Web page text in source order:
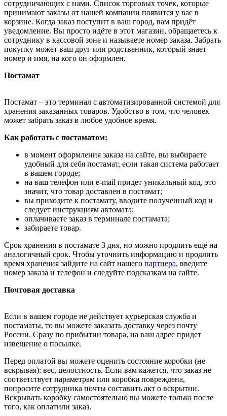
сотрудничающих с нами. Список торговых точек, которые
принимают заказы от нашей компании появится у вас в
корзине. Когда заказ поступит в ваш город, вам придёт
уведомление. Вы просто идёте в этот магазин, обращаетесь к
сотруднику в кассовой зоне и называете номер заказа. Забрать
покупку может ваш друг или родственник, который знает
номер и имя, на кого он оформлен.
Постамат
Постамат – это терминал с автоматизированной системой для
хранения заказанных товаров. Удобство в том, что человек
может забрать заказ в любое удобное время.
Как работать с постаматом:
в момент оформления заказа на сайте, вы выбираете
удобный для себя постамат, если такая система работает
в вашем городе;
на ваш телефон или e-mail придет уникальный код, это
значит, что товар доставлен в постамат;
вы приходите к постамату, вводите полученный код и
следует инструкциям автомата;
оплачиваете заказ в терминале постамата;
забираете товар.
Срок хранения в постамате 3 дня, но можно продлить ещё на
аналогичный срок. Чтобы уточнить информацию и продлить
время хранения зайдите на сайт нашего партнера, введите
номер заказа и телефон и следуйте подсказкам на сайте.
Почтовая доставка
Если в вашем городе не действует курьерская служба и
постаматы, то вы можете заказать доставку через почту
России. Сразу по прибытии товара, на ваш адрес придет
извещение о посылке.
Перед оплатой вы можете оценить состояние коробки (не
вскрывая): вес, целостность. Если вам кажется, что заказ не
соответствует параметрам или коробка повреждена,
попросите сотрудника почты составить акт о вскрытии.
Вскрывать коробку самостоятельно вы можете только после
того, как оплатили заказ.